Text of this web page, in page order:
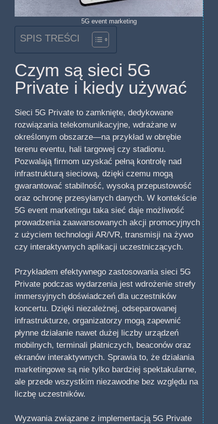
5G event marketing
SPIS TREŚCI
Czym są sieci 5G
Private i kiedy używać
Sieci 5G Private to zamknięte, dedykowane
rozwiązania telekomunikacyjne, wdrażane w
określonym obszarze—na przykład w obrębie
terenu eventu, hali targowej czy stadionu.
Pozwalają firmom uzyskać pełną kontrolę nad
infrastrukturą sieciową, dzięki czemu mogą
gwarantować stabilność, wysoką przepustowość
oraz ochronę przesyłanych danych. W kontekście
5G event marketingu taka sieć daje możliwość
prowadzenia zaawansowanych akcji promocyjnych
z użyciem technologii AR/VR, transmisji na żywo
czy interaktywnych aplikacji uczestniczących.
Przykładem efektywnego zastosowania sieci 5G
Private podczas wydarzenia jest wdrożenie strefy
immersyjnych doświadczeń dla uczestników
koncertu. Dzięki niezależnej, odseparowanej
infrastrukturze, organizatorzy mogą zapewnić
płynne działanie nawet dużej liczby urządzeń
mobilnych, terminali płatniczych, beaconów oraz
ekranów interaktywnych. Sprawia to, że działania
marketingowe są nie tylko bardziej spektakularne,
ale przede wszystkim niezawodne bez względu na
liczbę uczestników.
Wyzwania związane z implementacją 5G Private